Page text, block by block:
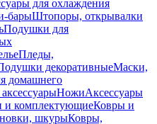
для охлаждения
барыШтопоры, открывалки
Подушки для
Пледы,
декоративныеМаски,
домашнего
НожиАксессуары
и комплектующиеКовры и
шкурыКовры,